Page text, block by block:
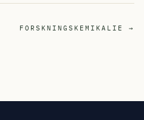
FORSKNINGSKEMIKALIE →